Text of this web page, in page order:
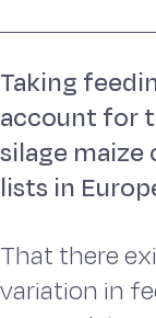
Taking
account for
silage
lists in
That there
variation in